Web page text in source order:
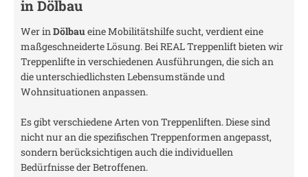
inDölbau
Wer inDölbaueine Mobilitätshilfe sucht, verdient eine
maßgeschneiderte Lösung. Bei REAL Treppenlift bieten wir
Treppenlifte in verschiedenen Ausführungen, die sich an
die unterschiedlichsten Lebensumstände und
Wohnsituationen anpassen.
Es gibt verschiedene Arten von Treppenliften. Diese sind
nicht nur an die spezifischen Treppenformen angepasst,
sondern berücksichtigen auch die individuellen
Bedürfnisse der Betroffenen.